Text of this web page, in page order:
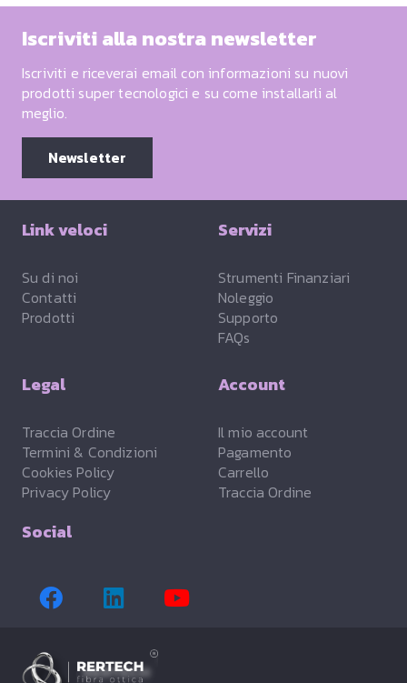
Iscriviti alla nostra newsletter
Iscriviti e riceverai email con informazioni su nuovi
prodotti super tecnologici e su come installarli al
meglio.
Newsletter
Link veloci
Su di noi
Contatti
Prodotti
Servizi
Strumenti Finanziari
Noleggio
Supporto
FAQs
Legal
Traccia Ordine
Termini & Condizioni
Cookies Policy
Privacy Policy
Account
Il mio account
Pagamento
Carrello
Traccia Ordine
Social